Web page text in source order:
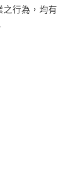
之行為，均有